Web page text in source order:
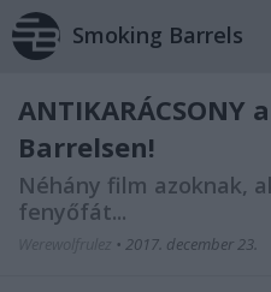
Smoking Barrels
ANTIKARÁCSONY
Barrelsen!
Néhány film azoknak,
fenyőfát...
• 2017. december 23.